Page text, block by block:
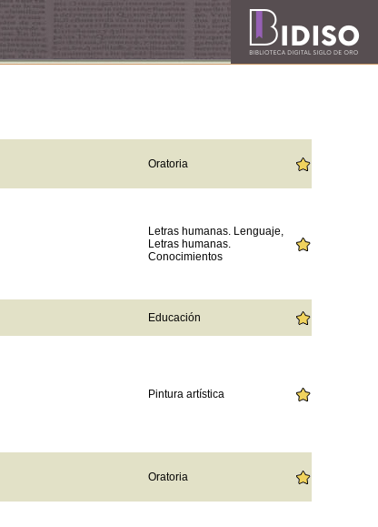
Oratoria
Letras humanas. Lenguaje,
Letras humanas.
Conocimientos
Educación
Pintura artística
Oratoria